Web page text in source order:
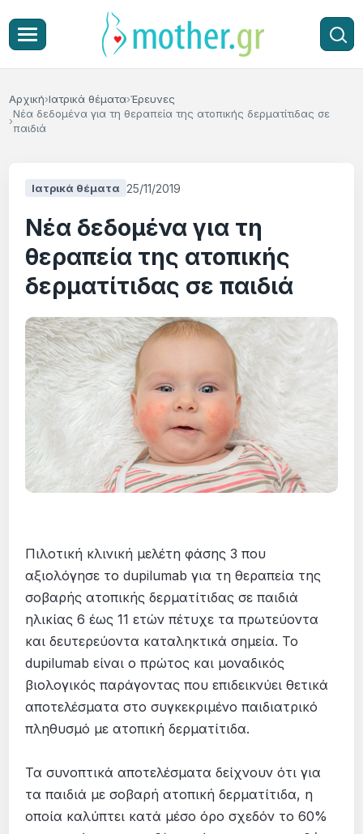
Αρχική Ιατρικά θέματα Έρευνες
Νέα δεδομένα για τη θεραπεία της ατοπικής δερματίτιδας σε
παιδιά
Ιατρικά θέματα 25/11/2019
Νέα δεδομένα για τη
θεραπεία της ατοπικής
δερματίτιδας σε παιδιά
Πιλοτική κλινική μελέτη φάσης 3 που
αξιολόγησε το dupilumab για τη θεραπεία της
σοβαρής ατοπικής δερματίτιδας σε παιδιά
ηλικίας 6 έως 11 ετών πέτυχε τα πρωτεύοντα
και δευτερεύοντα καταληκτικά σημεία. Το
dupilumab είναι ο πρώτος και μοναδικός
βιολογικός παράγοντας που επιδεικνύει θετικά
αποτελέσματα στο συγκεκριμένο παιδιατρικό
πληθυσμό με ατοπική δερματίτιδα.
Τα συνοπτικά αποτελέσματα δείχνουν ότι για
τα παιδιά με σοβαρή ατοπική δερματίτιδα, η
οποία καλύπτει κατά μέσο όρο σχεδόν το 60%